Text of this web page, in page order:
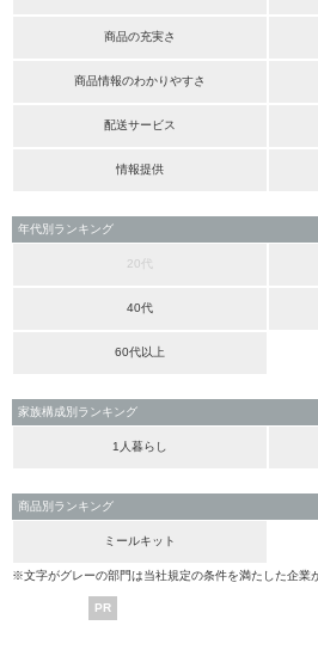
商品の充実さ
商品情報のわかりやすさ
配送サービス
情報提供
年代別ランキング
20代
40代
60代以上
家族構成別ランキング
1人暮らし
商品別ランキング
ミールキット
※文字がグレーの部門は当社規定の条件を満たした企業
PR